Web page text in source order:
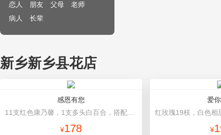
恋人
朋友 父母
老师
病人
长辈
新乡新乡县花店
感恩有您
¥178
爱
¥